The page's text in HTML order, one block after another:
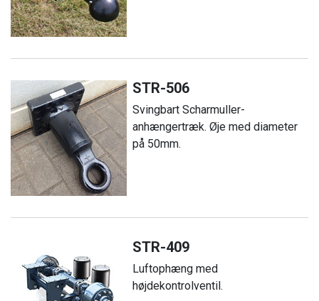
STR-506
Svingbart Scharmuller-
anhængertræk. Øje med diameter
på 50mm.
STR-409
Luftophæng med
højdekontrolventil.